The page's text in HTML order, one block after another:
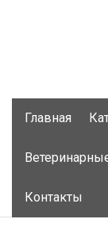
Главная
Контакты